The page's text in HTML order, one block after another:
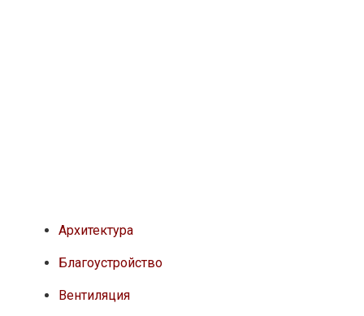
Архитектура
Благоустройство
Вентиляция